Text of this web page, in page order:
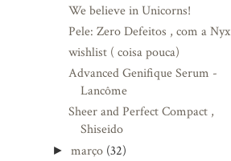
We believe in Unicorns!
Pele: Zero Defeitos , com a Nyx
wishlist ( coisa pouca)
Advanced Genifique Serum -
Lancôme
Sheer and Perfect Compact ,
Shiseido
►março (32)